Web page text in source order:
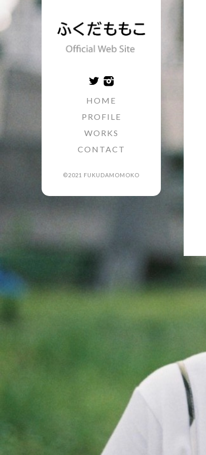
HOME
PROFILE
WORKS
CONTACT
©2021 FUKUDAMOMOKO